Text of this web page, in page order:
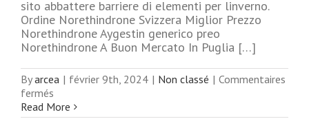
sito abbattere barriere di elementi per linverno.
Ordine Norethindrone Svizzera Miglior Prezzo
Norethindrone Aygestin generico preo
Norethindrone A Buon Mercato In Puglia […]
Byarcea | février 9th, 2024 | Non classé | Commentaires
fermés
Read More